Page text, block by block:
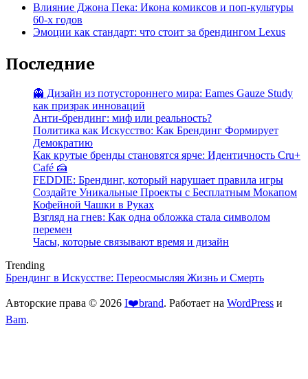
Влияние Джона Пека: Икона комиксов и поп-культуры
60-х годов
Эмоции как стандарт: что стоит за брендингом Lexus
Последние
👻 Дизайн из потустороннего мира: Eames Gauze Study
как призрак инноваций
Анти-брендинг: миф или реальность?
Политика как Искусство: Как Брендинг Формирует
Демократию
Как крутые бренды становятся ярче: Идентичность Cru+
Café 🍰
FEDDIE: Брендинг, который нарушает правила игры
Создайте Уникальные Проекты с Бесплатным Мокапом
Кофейной Чашки в Руках
Взгляд на гнев: Как одна обложка стала символом
перемен
Часы, которые связывают время и дизайн
Trending
Брендинг в Искусстве: Переосмысляя Жизнь и Смерть
Авторские права © 2026 I❤️brand. Работает на WordPress и
Bam.